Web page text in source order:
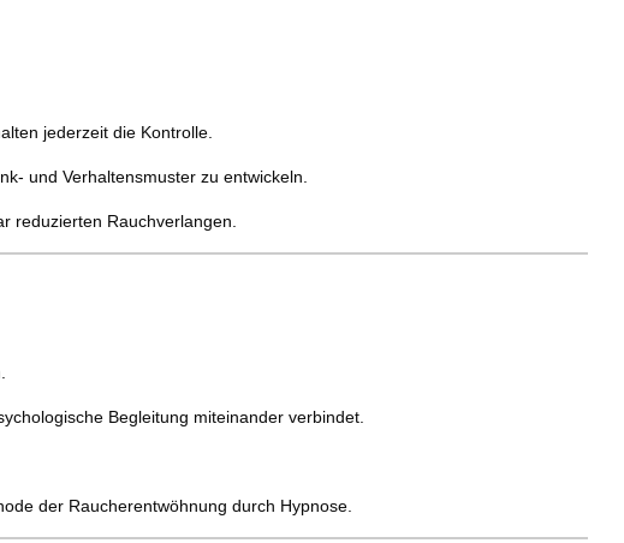
jederzeit die Kontrolle.
und Verhaltensmuster zu entwickeln.
reduzierten Rauchverlangen.
Begleitung miteinander verbindet.
der Raucherentwöhnung durch Hypnose.